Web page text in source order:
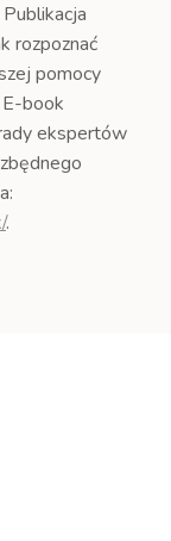
rozpoznać
pomocy
book
ekspertów
.